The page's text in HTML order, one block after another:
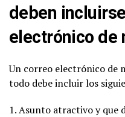
deben
electrónico de
Un correo electrónico de
todo debe incluir los
1. Asunto atractivo y que